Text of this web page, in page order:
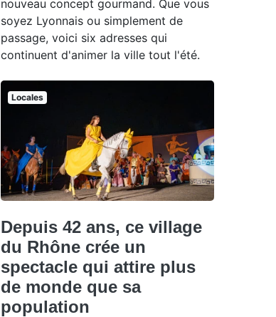
nouveau concept gourmand. Que vous
soyez Lyonnais ou simplement de
passage, voici six adresses qui
continuent d'animer la ville tout l'été.
Locales
Depuis 42 ans, ce village
du Rhône crée un
spectacle qui attire plus
de monde que sa
population